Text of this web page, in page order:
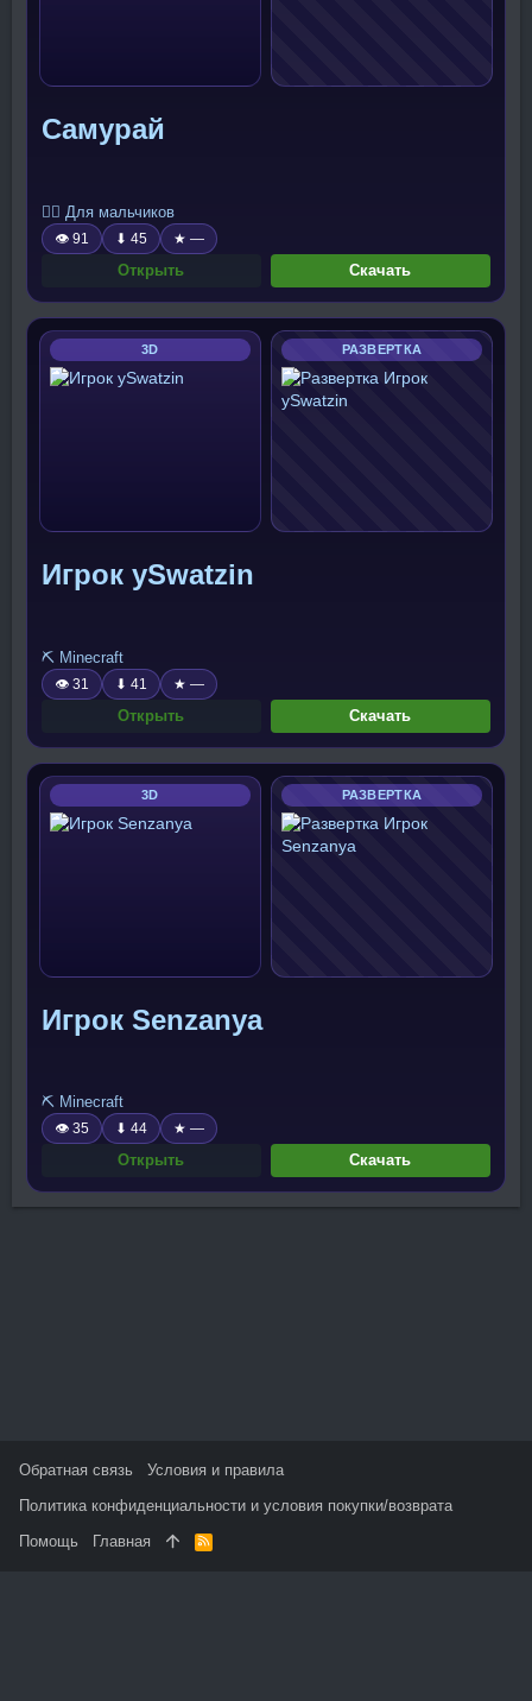
Самурай
🧍‍♂️ Для мальчиков
👁 91 ⬇ 45 ★ —
Открыть Скачать
3D РАЗВЕРТКА
Игрок ySwatzin
⛏️ Minecraft
👁 31 ⬇ 41 ★ —
Открыть Скачать
3D РАЗВЕРТКА
Игрок Senzanya
⛏️ Minecraft
👁 35 ⬇ 44 ★ —
Открыть Скачать
Обратная связь
Условия и правила
Политика конфиденциальности и условия покупки/возврата
Помощь
Главная
R